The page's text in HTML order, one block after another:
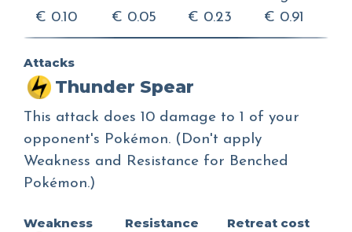
€ 0.10
€ 0.05
€ 0.23
€ 0.91
Attacks
Thunder Spear
This attack does 10 damage to 1 of your
opponent's Pokémon. (Don't apply
Weakness and Resistance for Benched
Pokémon.)
Weakness
Resistance
Retreat cost